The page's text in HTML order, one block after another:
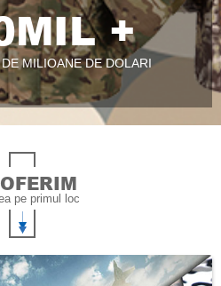
MIL +
MILIOANE DE DOLARI
pe primul loc